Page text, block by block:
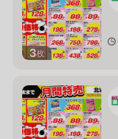
3枚